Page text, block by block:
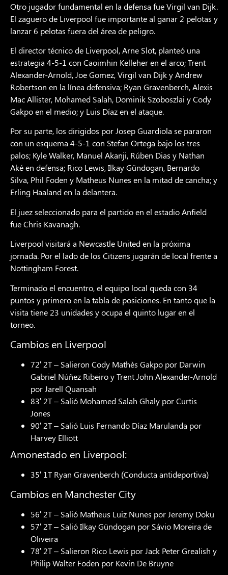
Otro jugador fundamental en la defensa fue Virgil van Dijk.
El zaguero de Liverpool fue importante al ganar 2 pelotas y
lanzar 6 pelotas fuera del área de peligro.
El director técnico de Liverpool, Arne Slot, planteó una
estrategia 4-5-1 con Caoimhin Kelleher en el arco; Trent
Alexander-Arnold, Joe Gomez, Virgil van Dijk y Andrew
Robertson en la línea defensiva; Ryan Gravenberch, Alexis
Mac Allister, Mohamed Salah, Dominik Szoboszlai y Cody
Gakpo en el medio; y Luis Díaz en el ataque.
Por su parte, los dirigidos por Josep Guardiola se pararon
con un esquema 4-5-1 con Stefan Ortega bajo los tres
palos; Kyle Walker, Manuel Akanji, Rúben Dias y Nathan
Aké en defensa; Rico Lewis, Ilkay Gündogan, Bernardo
Silva, Phil Foden y Matheus Nunes en la mitad de cancha; y
Erling Haaland en la delantera.
El juez seleccionado para el partido en el estadio Anfield
fue Chris Kavanagh.
Liverpool visitará a Newcastle United en la próxima
jornada. Por el lado de los Citizens jugarán de local frente a
Nottingham Forest.
Terminado el encuentro, el equipo local queda con 34
puntos y primero en la tabla de posiciones. En tanto que la
visita tiene 23 unidades y ocupa el quinto lugar en el
torneo.
Cambios en Liverpool
72′ 2T – Salieron Cody Mathès Gakpo por Darwin
Gabriel Núñez Ribeiro y Trent John Alexander-Arnold
por Jarell Quansah
83′ 2T – Salió Mohamed Salah Ghaly por Curtis
Jones
90′ 2T – Salió Luis Fernando Díaz Marulanda por
Harvey Elliott
Amonestado en Liverpool:
35′ 1T Ryan Gravenberch (Conducta antideportiva)
Cambios en Manchester City
56′ 2T – Salió Matheus Luiz Nunes por Jeremy Doku
57′ 2T – Salió Ilkay Gündogan por Sávio Moreira de
Oliveira
78′ 2T – Salieron Rico Lewis por Jack Peter Grealish y
Philip Walter Foden por Kevin De Bruyne